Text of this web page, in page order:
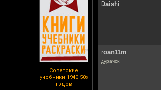
Советские
учебники 1940-50х
годов
Daishi
roan11m
дурачок